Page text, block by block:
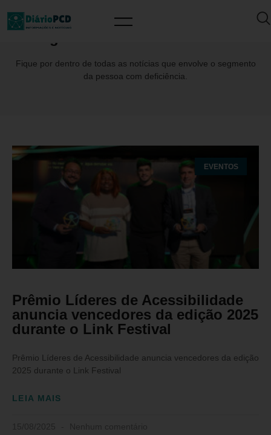
Fique por dentro de todas as notícias que envolve o segmento
da pessoa com deficiência.
EVENTOS
Prêmio Líderes de Acessibilidade
anuncia vencedores da edição 2025
durante o Link Festival
Prêmio Líderes de Acessibilidade anuncia vencedores da edição
2025 durante o Link Festival
LEIA MAIS